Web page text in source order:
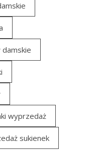
wyprzedaż
sukienek